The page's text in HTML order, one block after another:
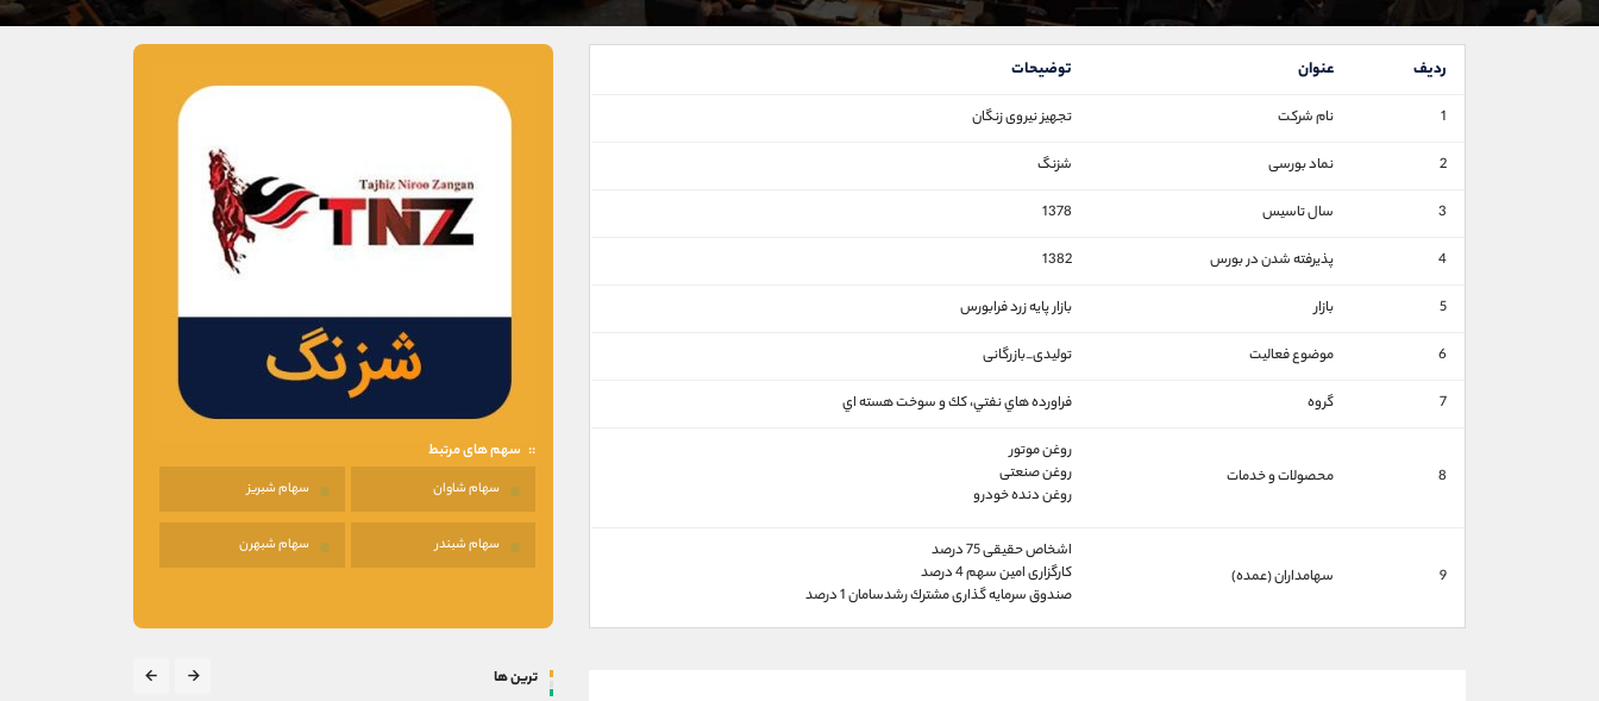
ردیف عنوان توضیحات
1 نام شرکت
تجهيز نيروی زنگان
2
نماد بورسی
شزنگ
3
سال تاسیس
1378
4
پذیرفته شدن در بورس
1382
5
بازار
بازار پايه زرد فرابورس
6
موضوع فعالیت
تولیدی_بازرگانی
7
گروه فراورده هاي نفتي، كك و سوخت هسته اي
8 محصولات و خدمات
روغن موتور
روغن صنعتی
روغن دنده خودرو
9 سهامداران (عمده)
اشخاص حقیقی 75 درصد
كارگزاری امين سهم 4 درصد
صندوق سرمايه گذاری مشترك رشدسامان 1 درصد
سهم های مرتبط
سهام شاوان سهام شبریز
سهام شبندر سهام شبهرن
ترین ها
021-22021030
تلفن
بدون پیش شماره 90001030
@alireza.mehrabii
@alirezamehrabi_com
کانال بله @alirezamehrabi_official